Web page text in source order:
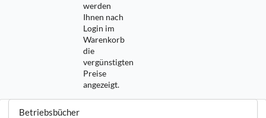
werden
Ihnen nach
Login im
Warenkorb
die
vergünstigten
Preise
angezeigt.
Betriebsbücher